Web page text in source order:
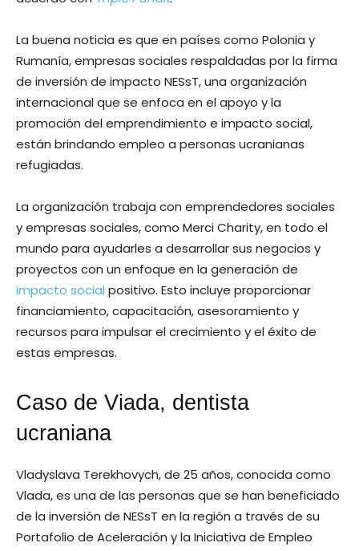
La buena noticia es que en países como Polonia y
Rumanía, empresas sociales respaldadas por la firma
de inversión de impacto NESsT, una organización
internacional que se enfoca en el apoyo y la
promoción del emprendimiento e impacto social,
están brindando empleo a personas ucranianas
refugiadas.
La organización trabaja con emprendedores sociales
y empresas sociales, como Merci Charity, en todo el
mundo para ayudarles a desarrollar sus negocios y
proyectos con un enfoque en la generación de
impacto social positivo. Esto incluye proporcionar
financiamiento, capacitación, asesoramiento y
recursos para impulsar el crecimiento y el éxito de
estas empresas.
Caso de Viada, dentista
ucraniana
Vladyslava Terekhovych, de 25 años, conocida como
Vlada, es una de las personas que se han beneficiado
de la inversión de NESsT en la región a través de su
Portafolio de Aceleración y la Iniciativa de Empleo